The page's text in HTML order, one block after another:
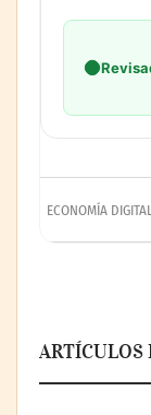
ECONOMÍA DIGITAL
ARTÍCULOS